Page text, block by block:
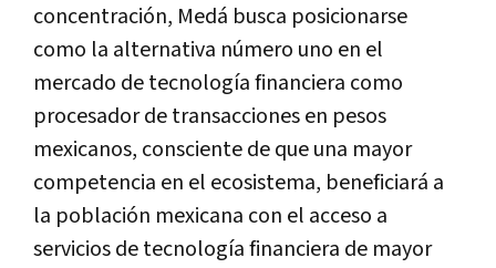
concentración, Medá busca posicionarse
como la alternativa número uno en el
mercado de tecnología financiera como
procesador de transacciones en pesos
mexicanos, consciente de que una mayor
competencia en el ecosistema, beneficiará a
la población mexicana con el acceso a
servicios de tecnología financiera de mayor